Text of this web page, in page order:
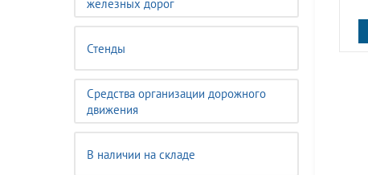
железных дорог
Стенды
Средства организации дорожного
движения
В наличии на складе